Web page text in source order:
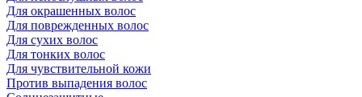
Для окрашенных волос
Для поврежденных волос
Для сухих волос
Для тонких волос
Для чувствительной кожи
Против выпадения волос